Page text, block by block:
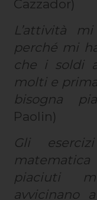
Cazzador)
L’attività
perché mi
che i soldi
molti e
bisogna
Paolin)
Gli
piaciuti
avvicinano